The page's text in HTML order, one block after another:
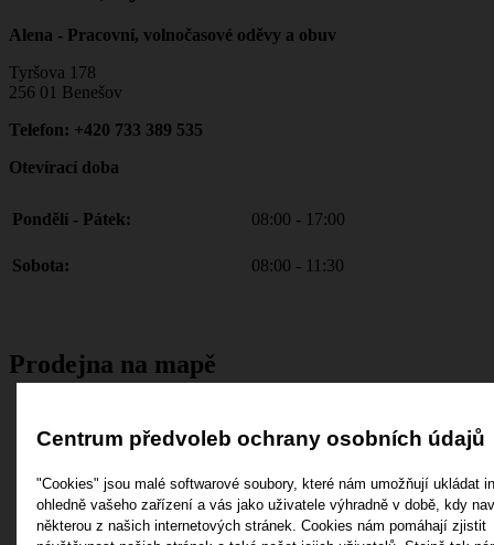
Alena - Pracovní, volnočasové oděvy a obuv
Tyršova 178
256 01 Benešov
Telefon: +420 733 389 535
Otevírací doba
Pondělí - Pátek: 08:00 - 17:00
Sobota: 08:00 - 11:30
Prodejna na mapě